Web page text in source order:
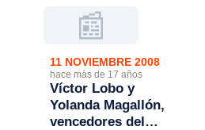
MONZON"
📰
11 NOVIEMBRE 2008
hace más de 17 años
Víctor Lobo y
Yolanda Magallón,
vencedores del